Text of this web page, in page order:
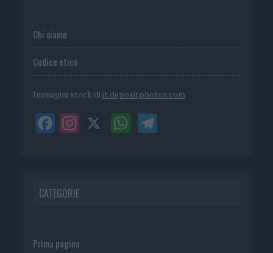
Chi siamo
Codice etico
Immagini stock di it.depositphotos.com
CATEGORIE
Prima pagina